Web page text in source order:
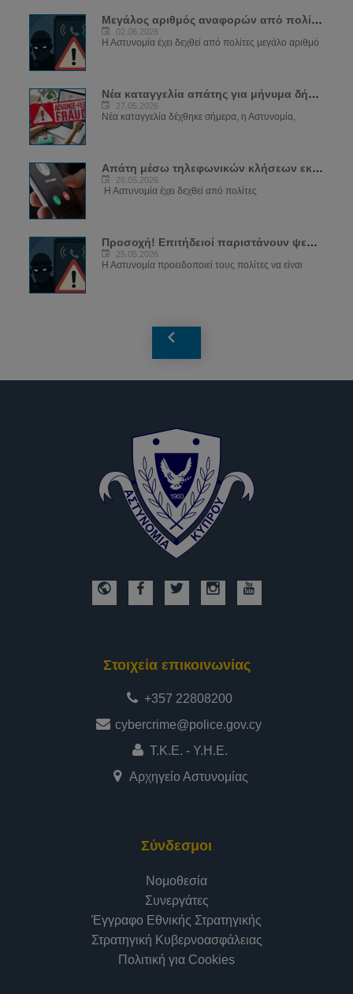
Μεγάλος αριθμός αναφορών από πολίτες για...
02.06.2026
Η Αστυνομία έχει δεχθεί από πολίτες μεγάλο αριθμό
Νέα καταγγελία απάτης για μήνυμα δήθεν...
27.05.2026
Νέα καταγγελία δέχθηκε σήμερα, η Αστυνομία,
Απάτη μέσω τηλεφωνικών κλήσεων εκ μέρους...
26.05.2026
Η Αστυνομία έχει δεχθεί από πολίτες
Προσοχή! Επιτήδειοί παριστάνουν ψευδώς...
25.05.2026
Η Αστυνομία προειδοποιεί τους πολίτες να είναι
Στοιχεία επικοινωνίας
+357 22808200
cybercrime@police.gov.cy
Τ.Κ.Ε. - Υ.Η.Ε.
Αρχηγείο Αστυνομίας
Σύνδεσμοι
Νομοθεσία
Συνεργάτες
Έγγραφο Εθνικής Στρατηγικής
Στρατηγική Κυβερνοασφάλειας
Πολιτική για Cookies